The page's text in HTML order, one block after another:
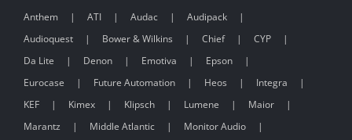
Anthem ATI Audac
Audipack
Audioquest
Bower & Wilkins Chief
CYP
Da Lite
Denon Emotiva
Epson
Eurocase
Future Automation Heos
Integra
KEF
Kimex Klipsch Lumene
Maior
Marantz
Middle Atlantic
Monitor Audio